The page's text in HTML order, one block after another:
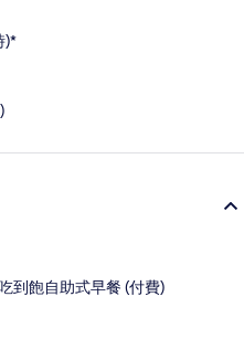
)*
到飽自助式早餐 (付費)